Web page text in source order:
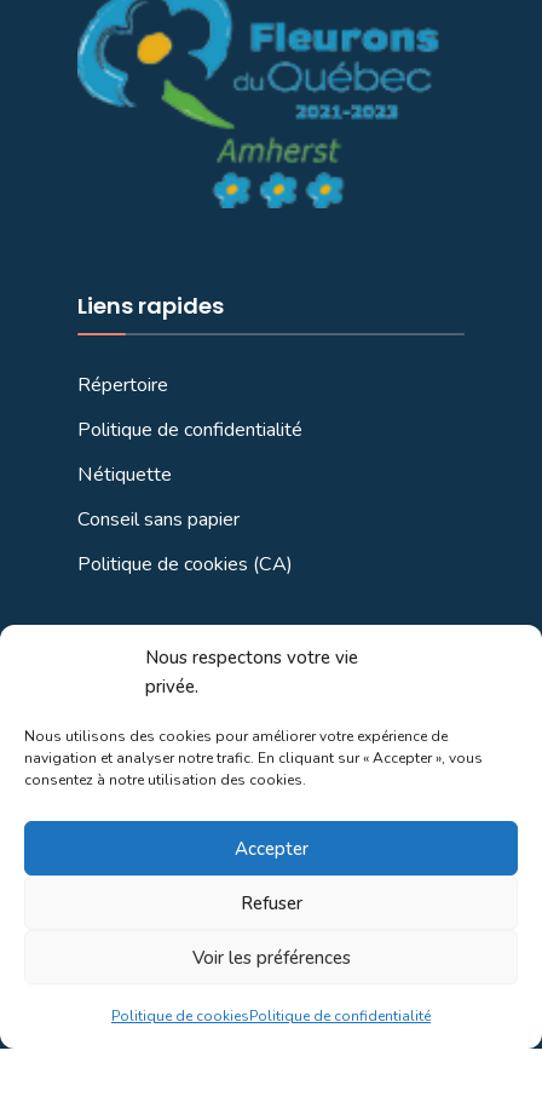
Nous respectons votre vie
privée.
Nous utilisons des cookies pour améliorer votre expérience de
navigation et analyser notre trafic. En cliquant sur « Accepter », vous
consentez à notre utilisation des cookies.
Accepter
Refuser
Voir les préférences
Politique de cookiesPolitique de confidentialité
Liens rapides
Répertoire
Politique de confidentialité
Nétiquette
Conseil sans papier
Politique de cookies (CA)
Liens utiles
Liens régionaux
Liens gouvernements
Liens touristiques
Au coeur de la nature!